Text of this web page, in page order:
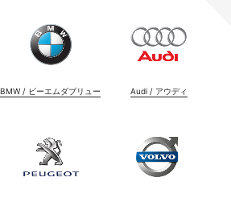
BMW / ビーエムダブリュー Audi / アウディ